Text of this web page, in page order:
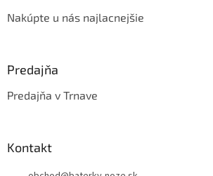
Nakúpte u nás najlacnejšie
Predajňa
Predajňa v Trnave
Kontakt